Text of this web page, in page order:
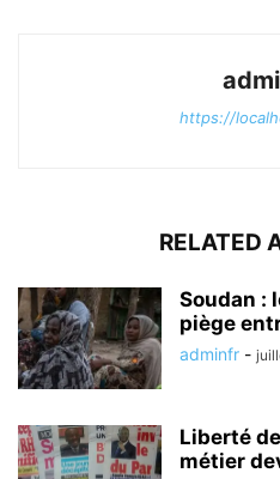
https://
RELATED
Soudan :
piège
adminfr -
Liberté
métier